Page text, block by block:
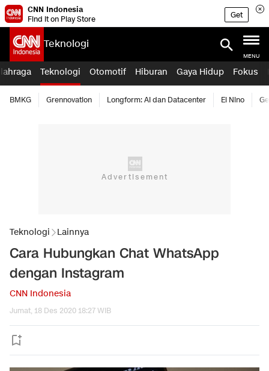
CNN Indonesia
Find it on Play Store
Get
Teknologi
MENU
Teknologi Otomotif Hiburan Gaya Hidup Fokus
BMKG Grennovation Longform: AI dan Datacenter El Nino
Teknologi Lainnya
Cara Hubungkan Chat WhatsApp
dengan Instagram
CNN Indonesia
Jumat, 18 Des 2020 18:27 WIB